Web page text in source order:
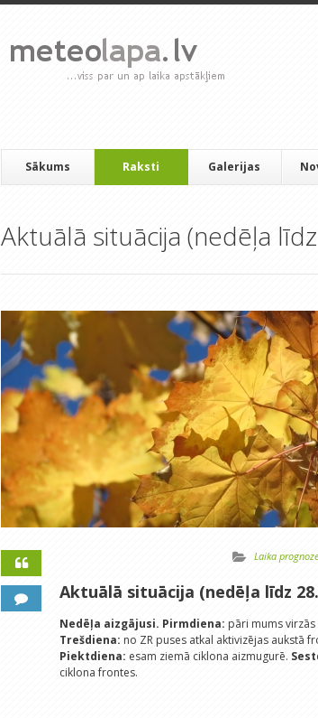
Sākums Raksti Galerijas
Aktuālā situācija (nedēļa
Laika
Aktuālā situācija (nedēļa līdz
Nedēļa aizgājusi. Pirmdiena: pāri mums
Trešdiena: no ZR puses atkal aktivizējas aukstā
Piektdiena: esam ziemā ciklona aizmugurē.
ciklona frontes.